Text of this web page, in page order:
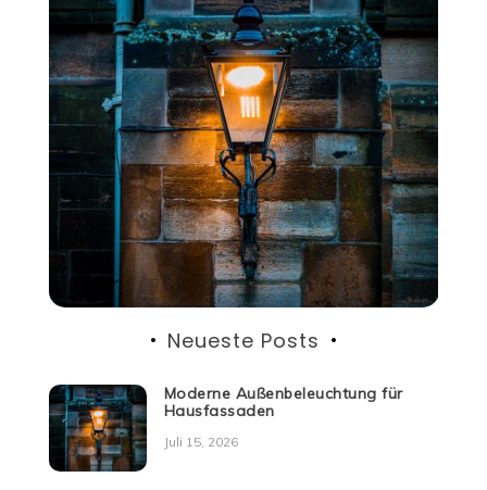
Neueste Posts
Moderne Außenbeleuchtung für
Hausfassaden
Juli 15, 2026